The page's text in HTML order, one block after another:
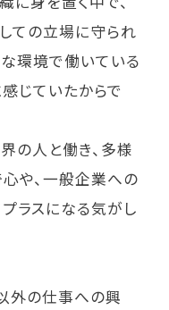
ての立場に守られ
環境で働いている
じていたからで
の人と働き、多様
や、一般企業への
ラスになる気がし
外の仕事への興